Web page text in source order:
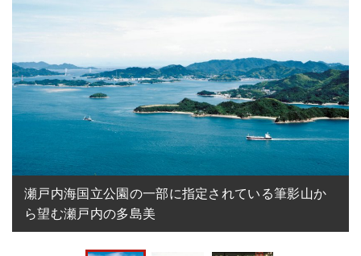
瀬戸内海国立公園の一部に指定されている筆影山か
ら望む瀬戸内の多島美